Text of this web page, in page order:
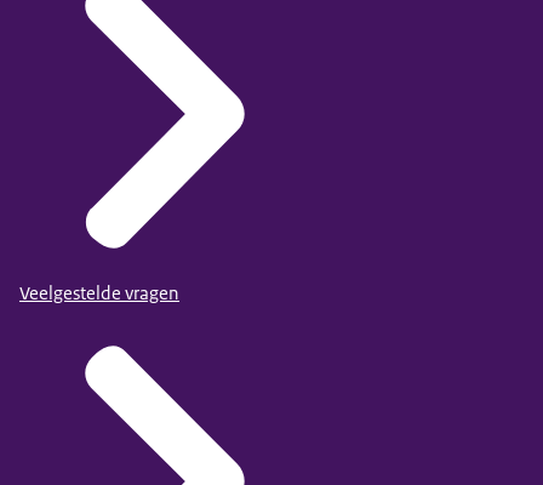
Veelgestelde vragen